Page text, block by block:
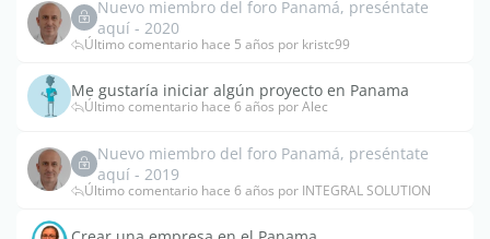
Nuevo miembro del foro Panamá, preséntate
aquí - 2020
Último comentario hace 5 años por kristc99
Me gustaría iniciar algún proyecto en Panama
Último comentario hace 6 años por Alec
Nuevo miembro del foro Panamá, preséntate
aquí - 2019
Último comentario hace 6 años por INTEGRAL SOLUTION